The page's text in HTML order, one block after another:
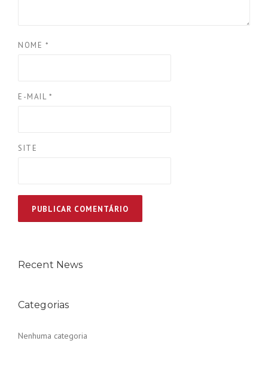
NOME *
E-MAIL *
SITE
Recent News
Categorias
Nenhuma categoria